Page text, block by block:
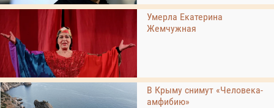
Умерла Екатерина
Жемчужная
В Крыму снимут «Человека-
амфибию»